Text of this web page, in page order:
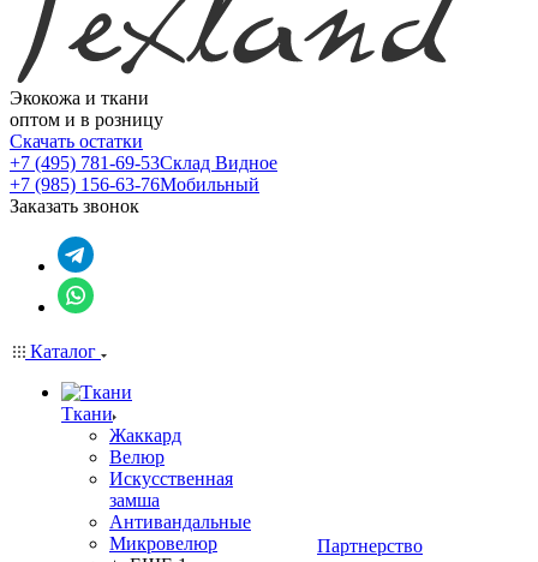
Экокожа и ткани
оптом и в розницу
Скачать остатки
+7 (495) 781-69-53Склад Видное
+7 (985) 156-63-76Мобильный
Заказать звонок
Каталог
Ткани
Жаккард
Велюр
Искусственная
замша
Антивандальные
Микровелюр
Партнерство